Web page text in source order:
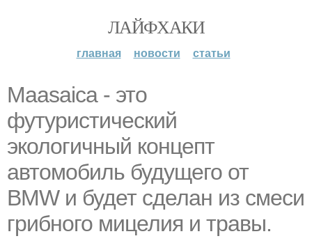
ЛАЙФХАКИ
главная новости статьи
Maasaica - это
футуристический
экологичный концепт
автомобиль будущего от
BMW и будет сделан из смеси
грибного мицелия и травы.